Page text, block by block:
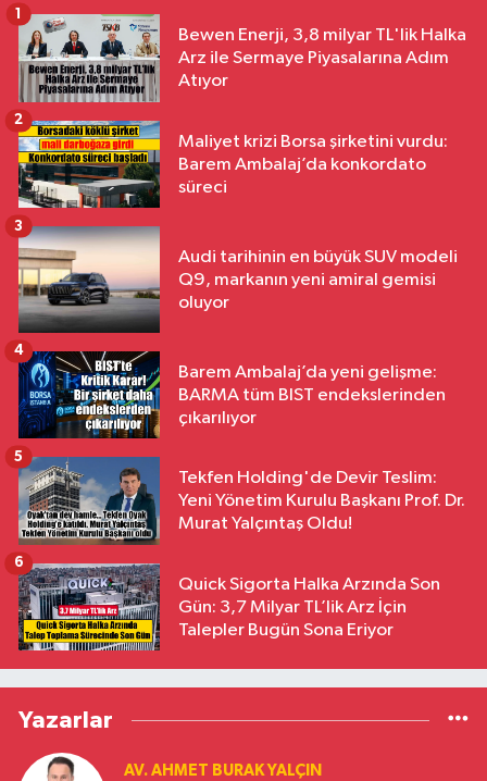
Bewen Enerji, 3,8 milyar TL'lik Halka
Arz ile Sermaye Piyasalarına Adım
Atıyor
1
Maliyet krizi Borsa şirketini vurdu:
Barem Ambalaj’da konkordato
süreci
2
Audi tarihinin en büyük SUV modeli
Q9, markanın yeni amiral gemisi
oluyor
3
Barem Ambalaj’da yeni gelişme:
BARMA tüm BIST endekslerinden
çıkarılıyor
4
Tekfen Holding'de Devir Teslim:
Yeni Yönetim Kurulu Başkanı Prof. Dr.
Murat Yalçıntaş Oldu!
5
Quick Sigorta Halka Arzında Son
Gün: 3,7 Milyar TL’lik Arz İçin
Talepler Bugün Sona Eriyor
6
Yazarlar
AV. AHMET BURAK YALÇIN